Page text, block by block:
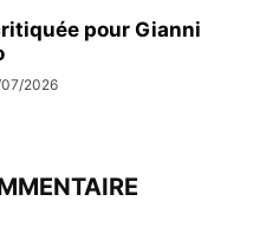
pour Gianni
2026